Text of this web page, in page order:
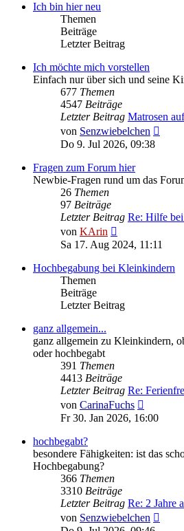
Ich bin hier neu
Themen
Beiträge
Letzter Beitrag
Ich möchte mich vorstellen
Einfach nur über sich und seine
677 Themen
4547 Beiträge
Letzter Beitrag Matrosen
von Senzwiebelchen
Do 9. Jul 2026, 09:38
Fragen zum Forum hier
Newbie-Fragen rund um das
26 Themen
97 Beiträge
Letzter Beitrag Re: Hilfe
von KArin
Beitrag
Sa 17. Aug 2024, 11:11
Hochbegabung bei Kleinkindern
Themen
Beiträge
Letzter Beitrag
ganz allgemein...
ganz allgemein zu Kleinkindern,
oder hochbegabt
391 Themen
4413 Beiträge
Letzter Beitrag Re:
von CarinaFuchs
Beitrag
Fr 30. Jan 2026, 16:00
hochbegabt?
besondere Fähigkeiten: ist das
Hochbegabung?
366 Themen
3310 Beiträge
Letzter Beitrag Re: 2 Jahre
von Senzwiebelchen